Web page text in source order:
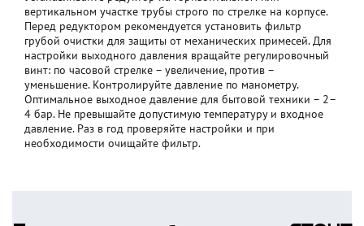
вертикальном участке трубы строго по стрелке на корпусе.
Перед редуктором рекомендуется установить фильтр
грубой очистки для защиты от механических примесей. Для
настройки выходного давления вращайте регулировочный
винт: по часовой стрелке – увеличение, против –
уменьшение. Контролируйте давление по манометру.
Оптимальное выходное давление для бытовой техники – 2–
4 бар. Не превышайте допустимую температуру и входное
давление. Раз в год проверяйте настройки и при
необходимости очищайте фильтр.